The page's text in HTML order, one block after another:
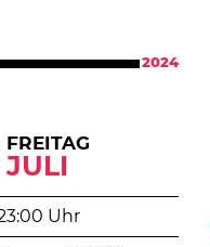
2024
FREITAG
JULI
Uhr